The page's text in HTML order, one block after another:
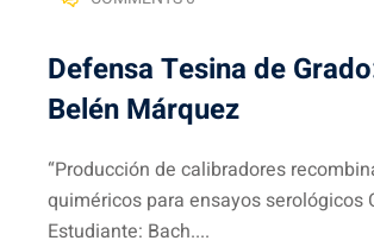
Defensa Tesina de
Belén Márquez
“Producción de calibradores
quiméricos para ensayos serológicos
Estudiante: Bach....